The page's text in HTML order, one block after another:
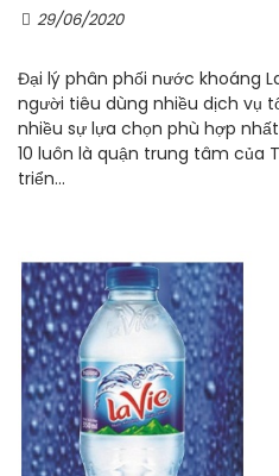
29/06/2020
Đại lý phân phối nước khoáng
người tiêu dùng nhiều dịch vụ
nhiều sự lựa chọn phù hợp
10 luôn là quận trung tâm của
triển...